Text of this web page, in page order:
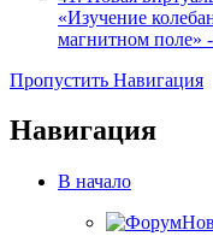
«Изучение
магнитном поле»
Пропустить Навигация
Навигация
В начало